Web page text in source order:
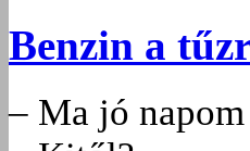
Benzin a
– Ma jó